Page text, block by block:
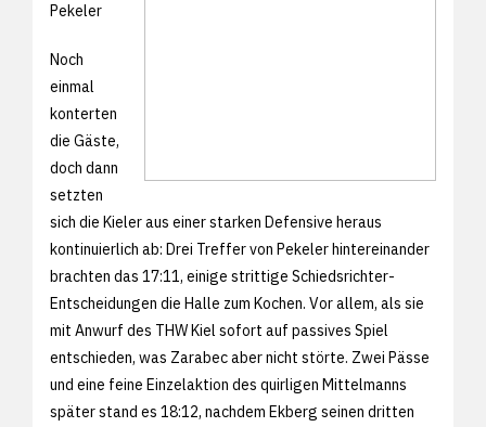
Pekeler
Noch
einmal
konterten
die Gäste,
doch dann
setzten
sich die Kieler aus einer starken Defensive heraus
kontinuierlich ab: Drei Treffer von Pekeler hintereinander
brachten das 17:11, einige strittige Schiedsrichter-
Entscheidungen die Halle zum Kochen. Vor allem, als sie
mit Anwurf des THW Kiel sofort auf passives Spiel
entschieden, was Zarabec aber nicht störte. Zwei Pässe
und eine feine Einzelaktion des quirligen Mittelmanns
später stand es 18:12, nachdem Ekberg seinen dritten